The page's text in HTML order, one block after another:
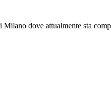
dove attualmente sta